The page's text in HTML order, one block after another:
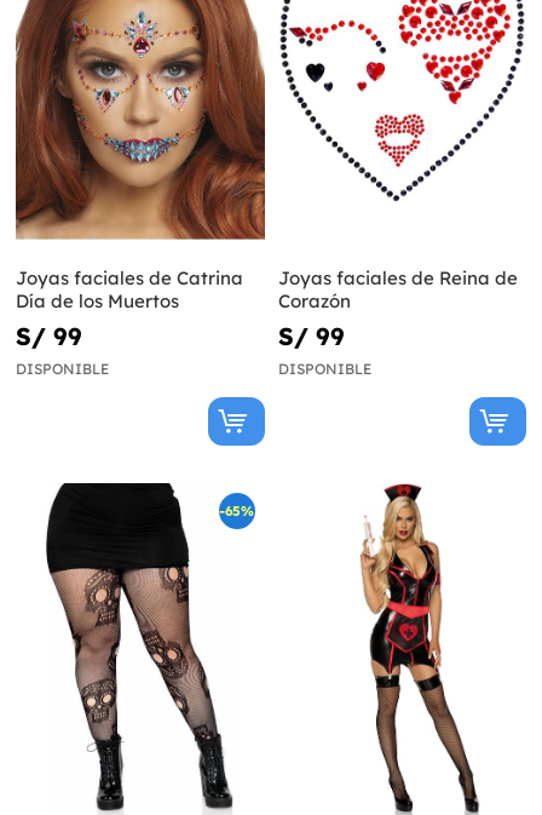
Joyas faciales de Catrina
Día de los Muertos
S/ 99
DISPONIBLE
Joyas faciales de Reina de
Corazón
S/ 99
DISPONIBLE
-65%